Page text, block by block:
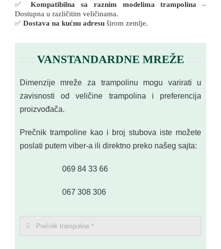
✅Kompatibilna sa raznim modelima trampolina –
Dostupna u različitim veličinama.
✅ Dostava na kućnu adresuširom zemlje.
VANSTANDARDNE MREŽE
Dimenzije mreže za trampolinu mogu varirati u
zavisnosti od veličine trampolina i preferencija
proizvođača.
Prečnik trampoline kao i broj stubova iste možete
poslati putem viber-a ili direktno preko našeg sajta:
069 84 33 66
067 308 306